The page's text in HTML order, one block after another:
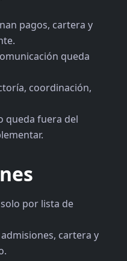
pagos, cartera y
queda
coordinación,
queda fuera del
por lista de
cartera y